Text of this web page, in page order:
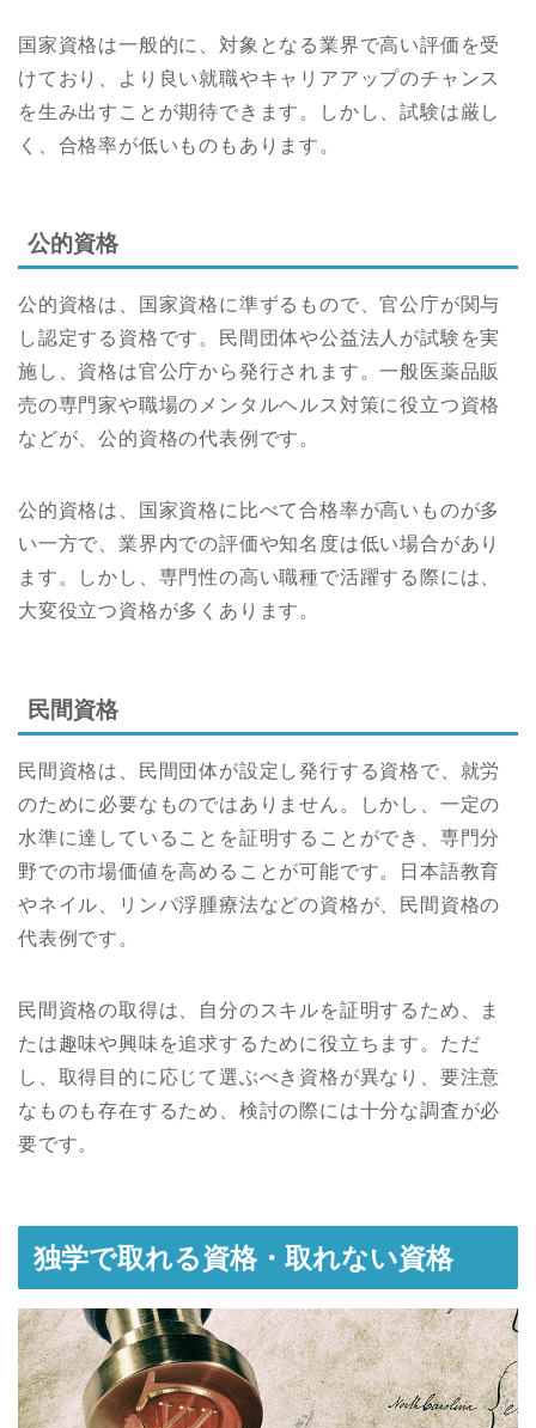
国家資格は一般的に、対象となる業界で高い評価を受
けており、より良い就職やキャリアアップのチャンス
を生み出すことが期待できます。しかし、試験は厳し
く、合格率が低いものもあります。
公的資格
公的資格は、国家資格に準ずるもので、官公庁が関与
し認定する資格です。民間団体や公益法人が試験を実
施し、資格は官公庁から発行されます。一般医薬品販
売の専門家や職場のメンタルヘルス対策に役立つ資格
などが、公的資格の代表例です。
公的資格は、国家資格に比べて合格率が高いものが多
い一方で、業界内での評価や知名度は低い場合があり
ます。しかし、専門性の高い職種で活躍する際には、
大変役立つ資格が多くあります。
民間資格
民間資格は、民間団体が設定し発行する資格で、就労
のために必要なものではありません。しかし、一定の
水準に達していることを証明することができ、専門分
野での市場価値を高めることが可能です。日本語教育
やネイル、リンパ浮腫療法などの資格が、民間資格の
代表例です。
民間資格の取得は、自分のスキルを証明するため、ま
たは趣味や興味を追求するために役立ちます。ただ
し、取得目的に応じて選ぶべき資格が異なり、要注意
なものも存在するため、検討の際には十分な調査が必
要です。
独学で取れる資格・取れない資格